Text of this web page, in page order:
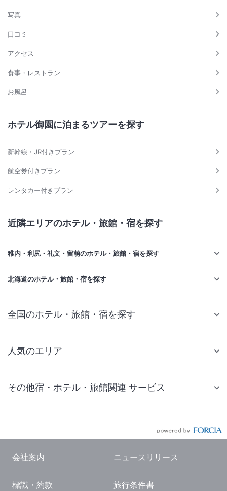
写真
口コミ
アクセス
食事・レストラン
お風呂
ホテル御園に泊まるツアーを探す
新幹線・JR付きプラン
航空券付きプラン
レンタカー付きプラン
近隣エリアのホテル・旅館・宿を探す
稚内・利尻・礼文・留萌のホテル・旅館・宿を探す
北海道のホテル・旅館・宿を探す
全国のホテル・旅館・宿を探す
人気のエリア
仙台 ホテル
東京ドーム ホテル
その他宿・ホテル・旅館関連 サービス
国内観光ガイド
会社案内 ニュースリリース
標識・約款 旅行条件書